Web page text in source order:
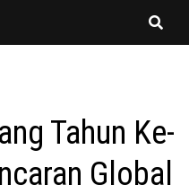
Tahun Ke-
Global